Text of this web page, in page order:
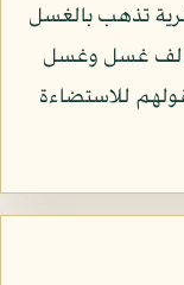
تذهب بالغسل
بألف غسل وغسل
للاستضاءة